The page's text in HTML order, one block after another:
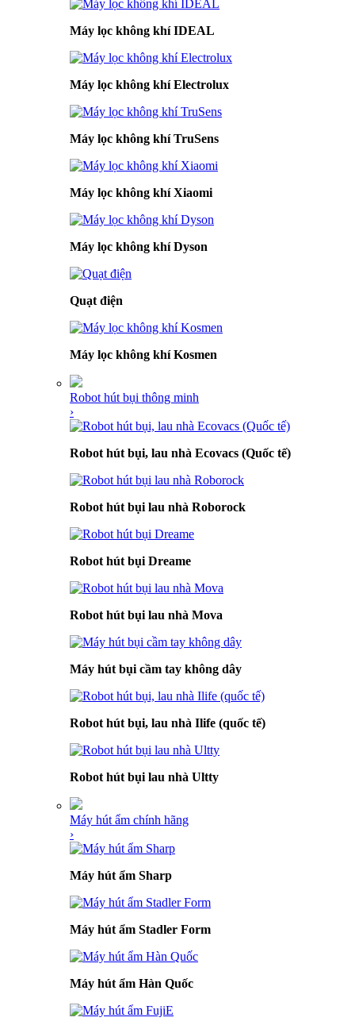
Máy lọc không khí IDEAL
Máy lọc không khí Electrolux
Máy lọc không khí TruSens
Máy lọc không khí Xiaomi
Máy lọc không khí Dyson
Quạt điện
Máy lọc không khí Kosmen
Robot hút bụi thông minh
›
Robot hút bụi, lau nhà Ecovacs (Quốc tế)
Robot hút bụi lau nhà Roborock
Robot hút bụi Dreame
Robot hút bụi lau nhà Mova
Máy hút bụi cầm tay không dây
Robot hút bụi, lau nhà Ilife (quốc tế)
Robot hút bụi lau nhà Ultty
Máy hút ẩm chính hãng
›
Máy hút ẩm Sharp
Máy hút ẩm Stadler Form
Máy hút ẩm Hàn Quốc